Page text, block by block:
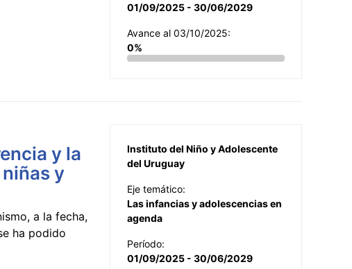
01/09/2025 - 30/06/2029
Avance al 03/10/2025:
0%
y la
y
a la fecha,
ha podido
Instituto del Niño y Adolescente
del Uruguay
Eje temático:
Las infancias y adolescencias en
agenda
Período:
01/09/2025 - 30/06/2029